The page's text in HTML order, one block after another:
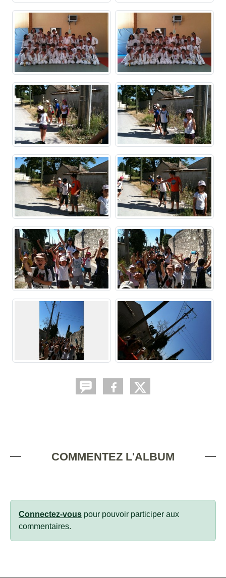
COMMENTEZ L'ALBUM
Connectez-vous pour pouvoir participer aux
commentaires.